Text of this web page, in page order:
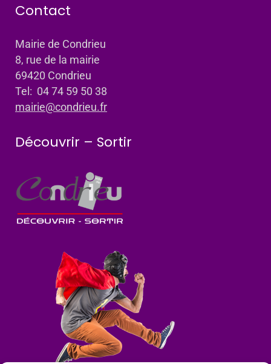
Contact
Mairie de Condrieu
8, rue de la mairie
69420 Condrieu
Tel: 04 74 59 50 38
mairie@condrieu.fr
Découvrir – Sortir